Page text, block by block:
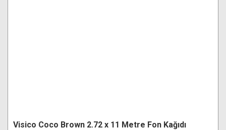
Visico Coco Brown 2.72 x 11 Metre Fon Kağıdı